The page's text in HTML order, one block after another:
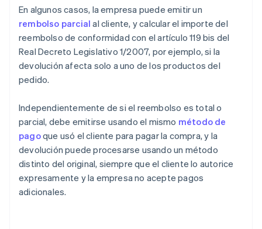
En algunos casos, la empresa puede emitir un
rembolso parcial al cliente, y calcular el importe del
reembolso de conformidad con el artículo 119 bis del
Real Decreto Legislativo 1/2007, por ejemplo, si la
devolución afecta solo a uno de los productos del
pedido.
Independientemente de si el reembolso es total o
parcial, debe emitirse usando el mismo método de
pagoque usó el cliente para pagar la compra, y la
devolución puede procesarse usando un método
distinto del original, siempre que el cliente lo autorice
expresamente y la empresa no acepte pagos
adicionales.